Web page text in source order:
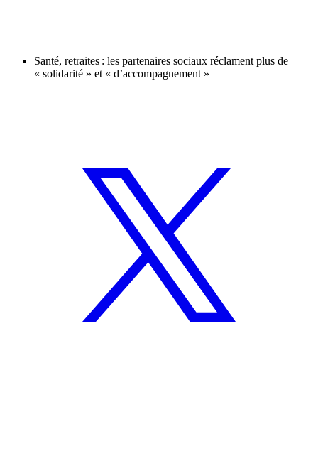
Santé, retraites : les partenaires sociaux réclament plus de
« solidarité » et « d’accompagnement »